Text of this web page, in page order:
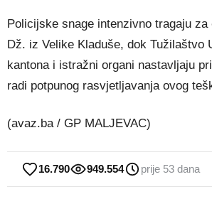
Policijske snage intenzivno tragaju za
Dž. iz Velike Kladuše, dok Tužilaštvo
kantona i istražni organi nastavljaju
radi potpunog rasvjetljavanja ovog
(avaz.ba / GP MALJEVAC)
16.790 949.554 prije 53 dana